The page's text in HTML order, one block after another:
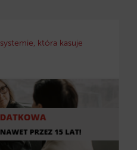
która kasuje